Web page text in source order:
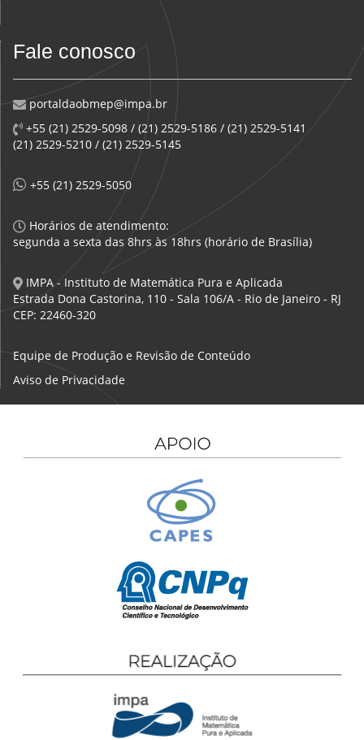
Fale conosco
portaldaobmep@impa.br
+55 (21) 2529-5098 / (21) 2529-5186 / (21) 2529-5141
(21) 2529-5210 / (21) 2529-5145
+55 (21) 2529-5050
Horários de atendimento:
segunda a sexta das 8hrs às 18hrs (horário de Brasília)
IMPA - Instituto de Matemática Pura e Aplicada
Estrada Dona Castorina, 110 - Sala 106/A - Rio de Janeiro - RJ
CEP: 22460-320
Equipe de Produção e Revisão de Conteúdo
Aviso de Privacidade